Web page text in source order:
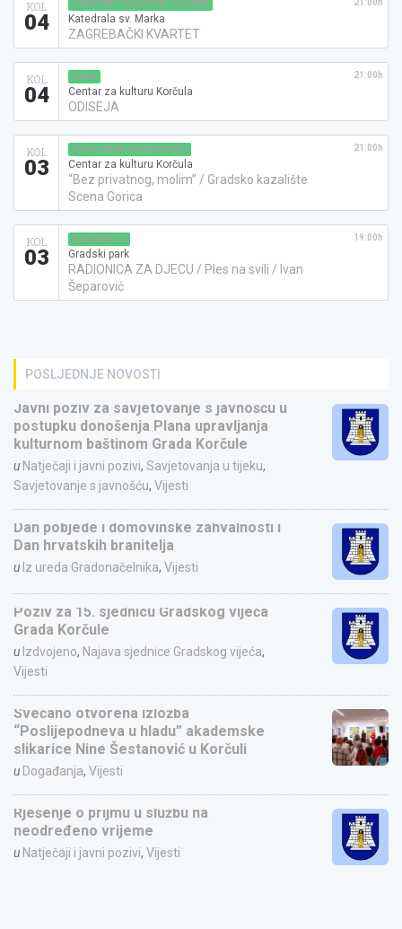
KOL
04
KONCERT KLASIČNE GLAZBE
Katedrala sv. Marka
ZAGREBAČKI KVARTET
21:00h
KOL
04
KINO
Centar za kulturu Korčula
ODISEJA
21:00h
KOL
03
KAZALIŠNA PREDSTAVA
Centar za kulturu Korčula
“Bez privatnog, molim” / Gradsko kazalište
Scena Gorica
21:00h
KOL
03
RADIONICA
Gradski park
RADIONICA ZA DJECU / Ples na svili / Ivan
Šeparović
19:00h
POSLJEDNJE NOVOSTI
Javni poziv za savjetovanje s javnošću u
postupku donošenja Plana upravljanja
kulturnom baštinom Grada Korčule
u Natječaji i javni pozivi, Savjetovanja u tijeku,
Savjetovanje s javnošću, Vijesti
Dan pobjede i domovinske zahvalnosti i
Dan hrvatskih branitelja
u Iz ureda Gradonačelnika, Vijesti
Poziv za 15. sjednicu Gradskog vijeća
Grada Korčule
u Izdvojeno, Najava sjednice Gradskog vijeća,
Vijesti
Svečano otvorena izložba
“Poslijepodneva u hladu” akademske
slikarice Nine Šestanović u Korčuli
u Događanja, Vijesti
Rješenje o prijmu u službu na
neodređeno vrijeme
u Natječaji i javni pozivi, Vijesti